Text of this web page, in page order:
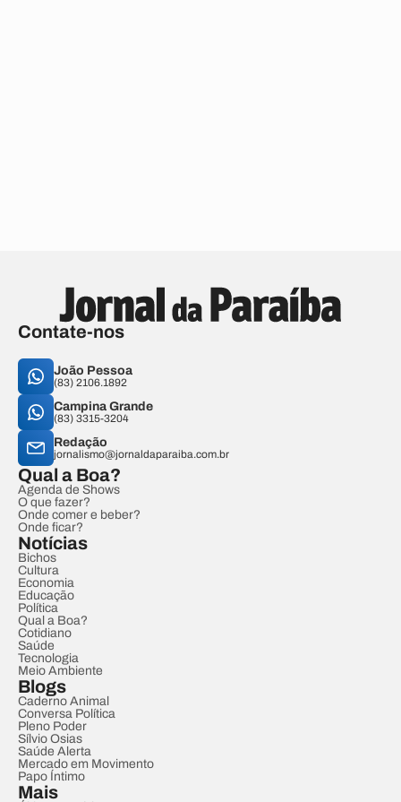
Contate-nos
João Pessoa
(83) 2106.1892
Campina Grande
(83) 3315-3204
Redação
jornalismo@jornaldaparaiba.com.br
Qual a Boa?
Agenda de Shows
O que fazer?
Onde comer e beber?
Onde ficar?
Notícias
Bichos
Cultura
Economia
Educação
Política
Qual a Boa?
Cotidiano
Saúde
Tecnologia
Meio Ambiente
Blogs
Caderno Animal
Conversa Política
Pleno Poder
Sílvio Osias
Saúde Alerta
Mercado em Movimento
Papo Íntimo
Mais